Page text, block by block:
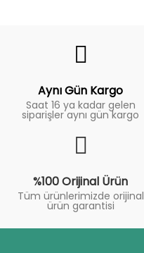
Aynı Gün Kargo
Saat 16 ya kadar gelen
siparişler aynı gün kargo
%100 Orijinal Ürün
Tüm ürünlerimizde orijinal
ürün garantisi